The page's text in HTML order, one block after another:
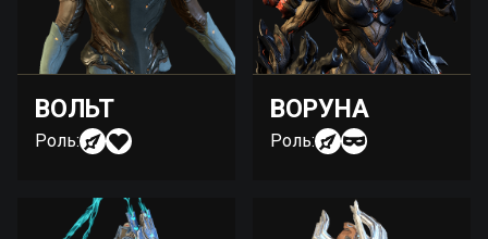
ВОЛЬТ
Роль:
ВОРУНА
Роль: